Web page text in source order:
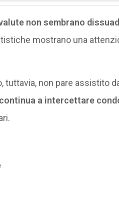
non sembrano
mostrano una
tuttavia, non pare assistito
a intercettare